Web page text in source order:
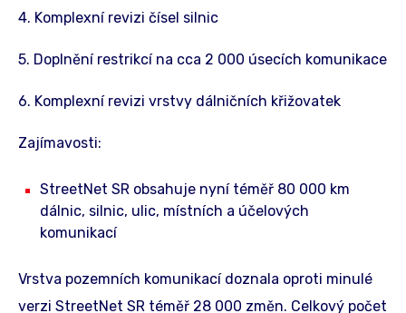
4. Komplexní revizi čísel silnic
5. Doplnění restrikcí na cca 2 000 úsecích komunikace
6. Komplexní revizi vrstvy dálničních křižovatek
Zajímavosti:
StreetNet SR obsahuje nyní téměř 80 000 km
dálnic, silnic, ulic, místních a účelových
komunikací
Vrstva pozemních komunikací doznala oproti minulé
verzi StreetNet SR téměř 28 000 změn. Celkový počet